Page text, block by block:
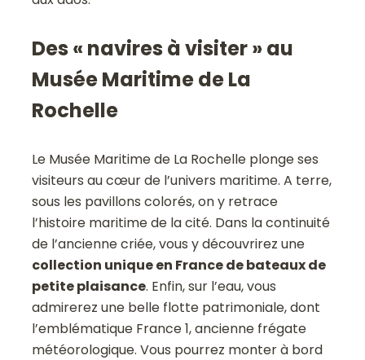
Des « navires à visiter » au
Musée Maritime de La
Rochelle
Le Musée Maritime de La Rochelle plonge ses
visiteurs au cœur de l’univers maritime. A terre,
sous les pavillons colorés, on y retrace
l’histoire maritime de la cité. Dans la continuité
de l’ancienne criée, vous y découvrirez une
collection unique en France de bateaux de
petite plaisance. Enfin, sur l’eau, vous
admirerez une belle flotte patrimoniale, dont
l’emblématique France 1, ancienne frégate
météorologique. Vous pourrez monter à bord